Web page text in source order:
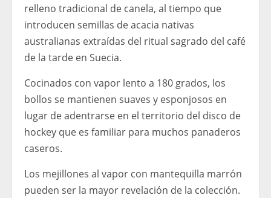
relleno tradicional de canela, al tiempo que
introducen semillas de acacia nativas
australianas extraídas del ritual sagrado del café
de la tarde en Suecia.
Cocinados con vapor lento a 180 grados, los
bollos se mantienen suaves y esponjosos en
lugar de adentrarse en el territorio del disco de
hockey que es familiar para muchos panaderos
caseros.
Los mejillones al vapor con mantequilla marrón
pueden ser la mayor revelación de la colección.